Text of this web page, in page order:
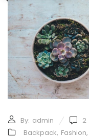
By: admin 2
Backpack, Fashion,